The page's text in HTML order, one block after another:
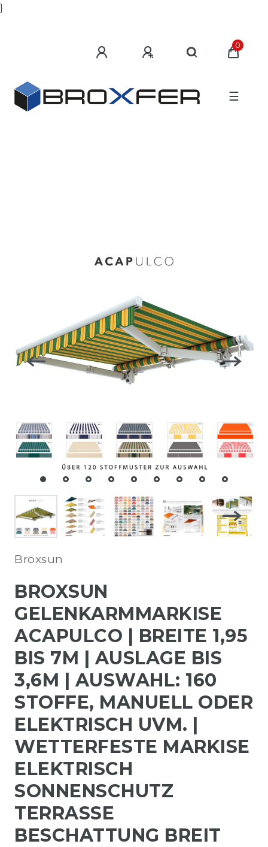
}
0
☰
Broxsun
BROXSUN
GELENKARMMARKISE
ACAPULCO | BREITE 1,95
BIS 7M | AUSLAGE BIS
3,6M | AUSWAHL: 160
STOFFE, MANUELL ODER
ELEKTRISCH UVM. |
WETTERFESTE MARKISE
ELEKTRISCH
SONNENSCHUTZ
TERRASSE
BESCHATTUNG BREIT